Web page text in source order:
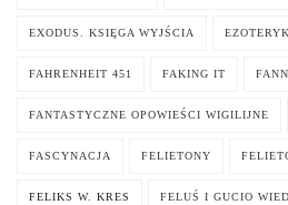
EXODUS. KSIĘGA WYJŚCIA
FAHRENHEIT 451 FAKING IT
FANTASTYCZNE OPOWIEŚCI WIGILIJNE
FASCYNACJA FELIETONY
FELIKS W. KRES FELUŚ I GUCIO